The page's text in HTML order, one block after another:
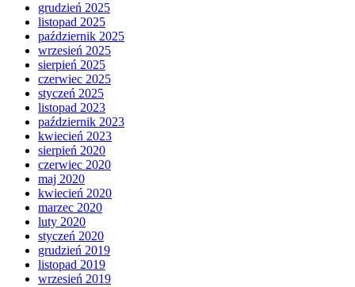
grudzień 2025
listopad 2025
październik 2025
wrzesień 2025
sierpień 2025
czerwiec 2025
styczeń 2025
listopad 2023
październik 2023
kwiecień 2023
sierpień 2020
czerwiec 2020
maj 2020
kwiecień 2020
marzec 2020
luty 2020
styczeń 2020
grudzień 2019
listopad 2019
wrzesień 2019